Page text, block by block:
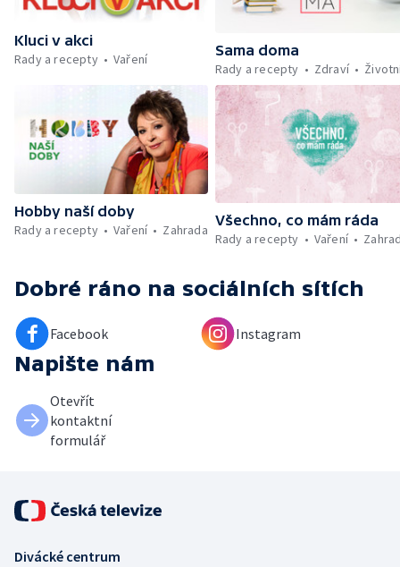
Počasí + Zprávy — Mezinárodní folklórní
maso, vejce, mléčné výrobky a luštěniny —
Kniha veselých říkanek Hrátky se zvířátky —
Umělecký festival Pohoda 2026 —
Vyhodnocení ankety + ČT tipy —
Vyhodnocení divácké soutěže — Práce
záchranářů v létě
Kluci v akci
Rady a recepty
Vaření
Sama doma
Rady a recepty
Zdraví
Hobby naší doby
Rady a recepty
Vaření Zahrada
Všechno, co mám ráda
Rady a recepty
Vaření
Dobré ráno na sociálních sítích
Facebook Instagram
Napište nám
Otevřít
kontaktní
formulář
Divácké centrum